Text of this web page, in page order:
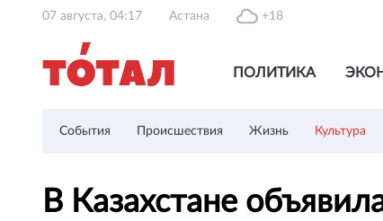
07 августа, 04:17 Астана +18
ПОЛИТИКА
События Происшествия Жизнь Культура
В Казахстане